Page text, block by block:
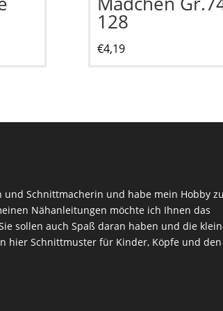
128
€4,19
und Schnittmacherin und habe mein Hobby
Nähanleitungen möchte ich Ihnen das
sollen auch Spaß daran haben und die
hier Schnittmuster für Kinder, Köpfe und den